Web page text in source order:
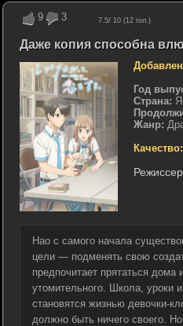
9 3 7.5/ 10 (12 гол.)
Даже копия способна
Год
Страна:
Жанр:
Качество:
Нао с самого начала
цели — подменять свою
предпочитает прятаться дома
утомительного. Школа, уроки
становятся жизнью девочки-
должно быть ничего своего.